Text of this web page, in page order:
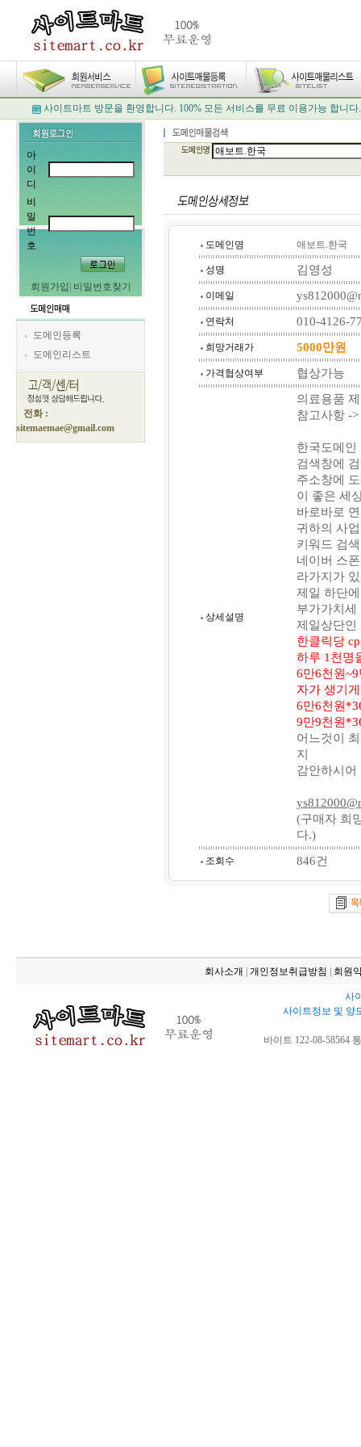
사이트마트 방문을 환영합니다. 100% 모든 서비스를 무료 이용가능 합니다.
아
이
디
비
밀
번
호
회원가입 비밀번호찾기
도메인등록
도메인리스트
전화 :
sitemaemae@gmail.com
도메인명 애보트.한국
성명 김영성
이메일
연락처 010-4126-
희망거래가 5000만원
가격협상여부 협상가능
상세설명
의료용품
참고사항 -
한국도메인
검색창에
주소창에
이 좋은 세
바로바로
귀하의 사
키워드 검
네이버 스
라가지가
제일 하단
부가가치세
제일상단인
한클릭당
하루 1천명
6만6천원
자가 생기
6만6천원
9만9천원
어느것이
지
감안하시어
(구매자 희
다.)
조회수 846건
회사소개 개인정보취급방침 회원
사
사이트정보 및 양
바이트 122-08-58564